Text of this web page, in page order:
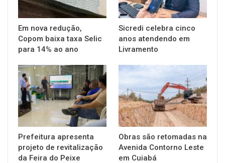
Em nova redução,
Copom baixa taxa Selic
para 14% ao ano
Sicredi celebra cinco
anos atendendo em
Livramento
Prefeitura apresenta
projeto de revitalização
da Feira do Peixe
Obras são retomadas na
Avenida Contorno Leste
em Cuiabá